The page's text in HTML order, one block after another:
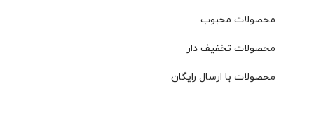
محصولات محبوب
محصولات تخفیف دار
محصولات با ارسال رایگان